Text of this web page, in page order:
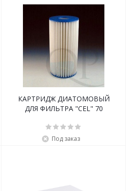
КАРТРИДЖ ДИАТОМОВЫЙ
ДЛЯ ФИЛЬТРА "CEL" 70
Под заказ